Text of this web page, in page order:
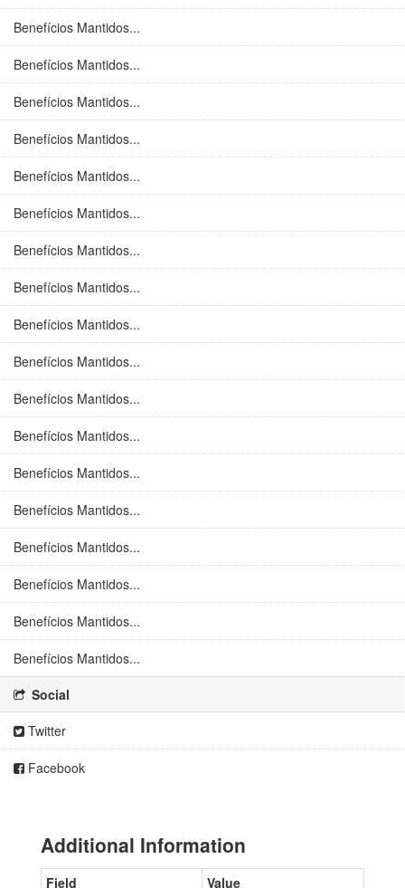
Benefícios Mantidos...
Benefícios Mantidos...
Benefícios Mantidos...
Benefícios Mantidos...
Benefícios Mantidos...
Benefícios Mantidos...
Benefícios Mantidos...
Benefícios Mantidos...
Benefícios Mantidos...
Benefícios Mantidos...
Benefícios Mantidos...
Benefícios Mantidos...
Benefícios Mantidos...
Benefícios Mantidos...
Benefícios Mantidos...
Benefícios Mantidos...
Benefícios Mantidos...
Benefícios Mantidos...
Social
Twitter
Facebook
Additional Information
Field
Value